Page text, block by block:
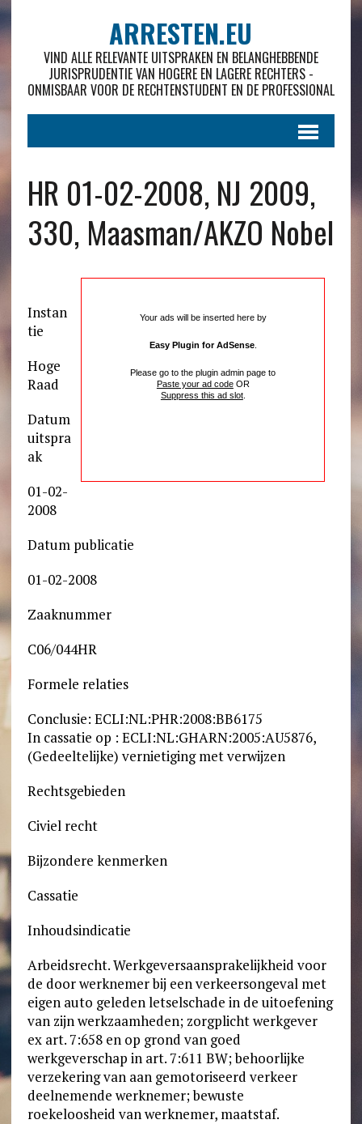
ARRESTEN.EU
VIND ALLE RELEVANTE UITSPRAKEN EN BELANGHEBBENDE
JURISPRUDENTIE VAN HOGERE EN LAGERE RECHTERS -
ONMISBAAR VOOR DE RECHTENSTUDENT EN DE PROFESSIONAL
HR 01-02-2008, NJ 2009,
330, Maasman/AKZO Nobel
Your ads will be inserted here by
Easy Plugin for AdSense.
Please go to the plugin admin page to
Paste your ad codeOR
Suppress this ad slot.
Instan
tie
Hoge
Raad
Datum
uitspra
ak
01-02-
2008
Datum publicatie
01-02-2008
Zaaknummer
C06/044HR
Formele relaties
Conclusie: ECLI:NL:PHR:2008:BB6175
In cassatie op : ECLI:NL:GHARN:2005:AU5876,
(Gedeeltelijke) vernietiging met verwijzen
Rechtsgebieden
Civiel recht
Bijzondere kenmerken
Cassatie
Inhoudsindicatie
Arbeidsrecht. Werkgeversaansprakelijkheid voor
de door werknemer bij een verkeersongeval met
eigen auto geleden letselschade in de uitoefening
van zijn werkzaamheden; zorgplicht werkgever
ex art. 7:658 en op grond van goed
werkgeverschap in art. 7:611 BW; behoorlijke
verzekering van aan gemotoriseerd verkeer
deelnemende werknemer; bewuste
roekeloosheid van werknemer, maatstaf.